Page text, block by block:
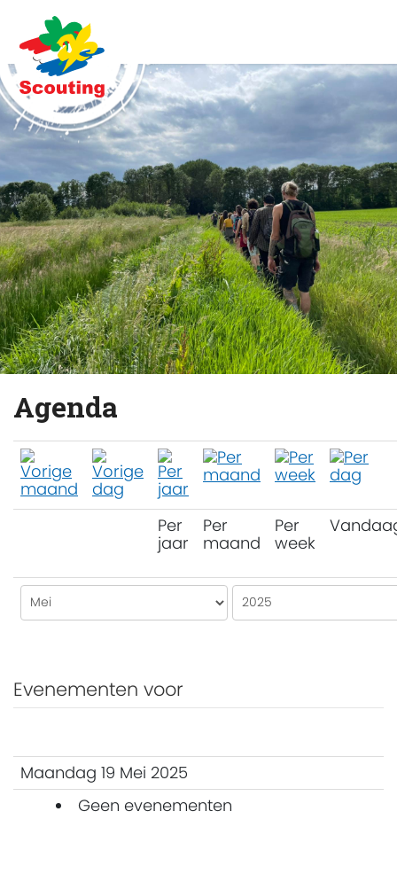
Agenda
Per
jaar
Per
maand
Per
week
Evenementen voor
Maandag 19 Mei 2025
Geen evenementen